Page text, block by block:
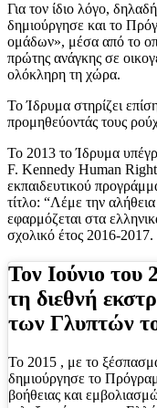
Για τον ίδιο λόγο,
δημιούργησε και το
ομάδων», μέσα από το
πρώτης ανάγκης σε
ολόκληρη τη χώρα.
Το Ίδρυμα στηρίζει
προμηθεύοντάς τους
Το 2013 το Ίδρυμα
F. Kennedy Human
εκπαιδευτικού
τίτλο: “Λέμε την
εφαρμόζεται στα
σχολικό έτος 2016-2017.
Τον Ιούνιο του
τη διεθνή
των Γλυπτών
Το 2015 , με το
δημιούργησε το
βοήθειας και